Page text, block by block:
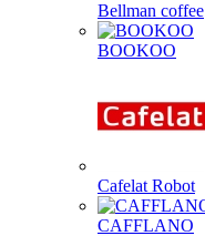
Bellman coffee
BOOKOO
Cafelat Robot
CAFFLANO